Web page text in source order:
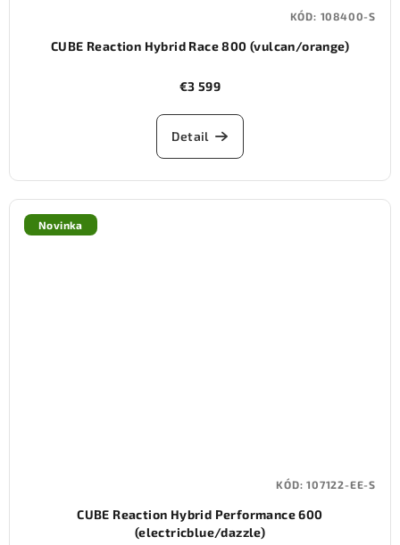
CUBE Reaction Hybrid Race 800 (vulcan/orange)
€3 599
Detail
KÓD: 108400-S
Novinka
CUBE Reaction Hybrid Performance 600
(electricblue/dazzle)
KÓD:107122-EE-S